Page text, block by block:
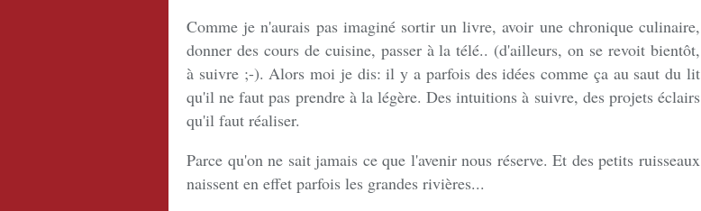
Comme je n'aurais pas imaginé sortir un livre, avoir une chronique culinaire,
donner des cours de cuisine, passer à la télé.. (d'ailleurs, on se revoit bientôt,
à suivre ;-). Alors moi je dis: il y a parfois des idées comme ça au saut du lit
qu'il ne faut pas prendre à la légère. Des intuitions à suivre, des projets éclairs
qu'il faut réaliser.
Parce qu'on ne sait jamais ce que l'avenir nous réserve. Et des petits ruisseaux
naissent en effet parfois les grandes rivières...